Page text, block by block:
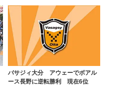
バサジィ大分 アウェーでボアル
ース長野に逆転勝利 現在6位